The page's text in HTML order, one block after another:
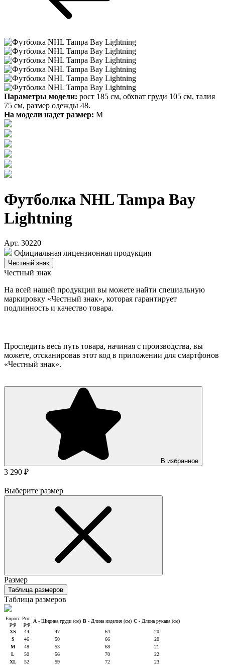
Параметры модели: рост 185 см, обхват груди 105 см, талия
75 см, размер одежды 48.
На модели надет размер: М
Футболка NHL Tampa Bay
Lightning
Арт. 30220
Официальная лицензионная продукция
Честный знак
Честный знак
На всей нашей продукции вы можете найти специальную
маркировку «Честный знак», которая гарантирует
подлинность и качество товара.
Проследить весь путь товара, начиная с производства, вы
можете, отсканировав этот код в приложении для смартфонов
«Честный знак».
В избранное
3 290 ₽
Выберите размер
Размер
Таблица размеров
Таблица размеров
Европ.
р-р
Рос.
р-р
A - Ширина груди (см) B - Длина изделия (см) C - Длина рукава (см)
XS
44 47 64
20
S
46 50 66
20
M
48 53 68
21
L
50 56 70
22
XL
52 59 72
23